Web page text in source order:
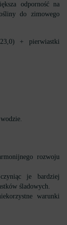
odporność na
do zimowego
+ pierwiastki
rozwoju
je bardziej
śladowych.
warunki